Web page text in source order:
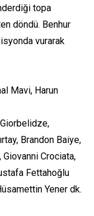
topa
döndü. Benhur
vurarak
Mavi, Harun
Brandon Baiye,
Crociata,
Fettahoğlu
Yener dk.